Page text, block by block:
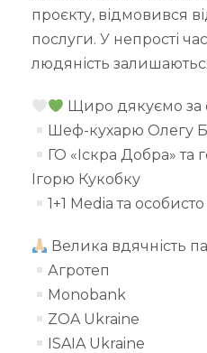
проєкту, відмовився
послуги. У непрості
людяність
Щиро дякуємо за
Шеф-кухарю Олегу
ГО «Іскра Добра» та
Ігорю Кукобку
1+1 Media та
Велика вдячність
Агротеп
Monobank
ZOA Ukraine
ISAIA Ukraine